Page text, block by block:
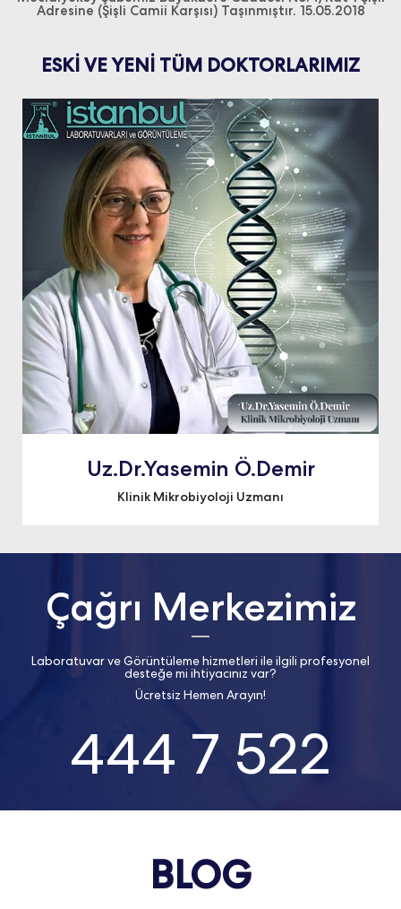
Adresine (Şişli Camii Karşısı) Taşınmıştır. 15.05.2018
ESKİ VE YENİ TÜM DOKTORLARIMIZ
Uz.Dr.Yasemin Ö.Demir
Klinik Mikrobiyoloji Uzmanı
Çağrı Merkezimiz
Laboratuvar ve Görüntüleme hizmetleri ile ilgili profesyonel
desteğe mi ihtiyacınız var?
Ücretsiz Hemen Arayın!
444 7 522
BLOG